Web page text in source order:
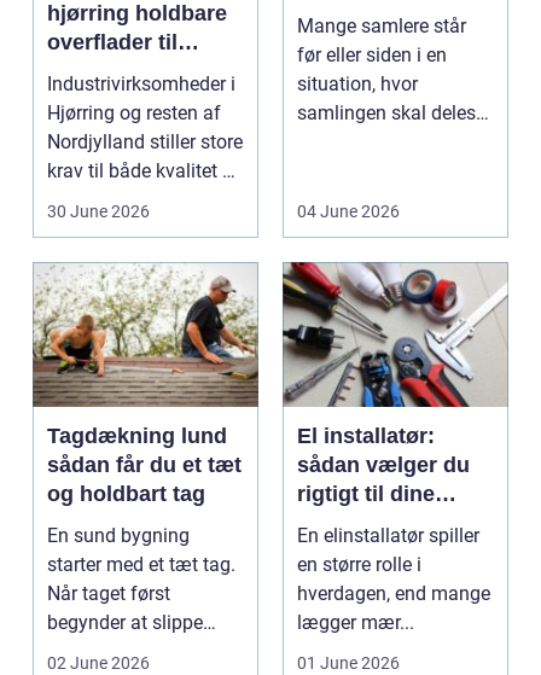
hjørring holdbare
overflader til
industri og erhverv
Industrivirksomheder i
Hjørring og resten af
Nordjylland stiller store
krav til både kvalitet og
hol...
30 June 2026
Mange samlere står
før eller siden i en
situation, hvor
samlingen skal deles
04 June 2026
Tagdækning lund
sådan får du et tæt
og holdbart tag
En sund bygning
starter med et tæt tag.
Når taget først
begynder at slippe
vand ind, kan skaderne
02 June 2026
El installatør:
sådan vælger du
rigtigt til dine
elinstallationer
En elinstallatør spiller
en større rolle i
hverdagen, end mange
lægger mær...
01 June 2026